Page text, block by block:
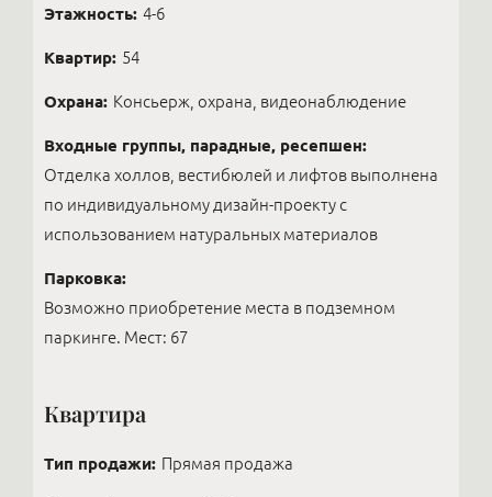
Этажность: 4-6
Квартир: 54
Охрана: Консьерж, охрана, видеонаблюдение
Входные группы, парадные, ресепшен:
Отделка холлов, вестибюлей и лифтов выполнена
по индивидуальному дизайн-проекту с
использованием натуральных материалов
Парковка:
Возможно приобретение места в подземном
паркинге. Мест: 67
Квартира
Тип продажи: Прямая продажа